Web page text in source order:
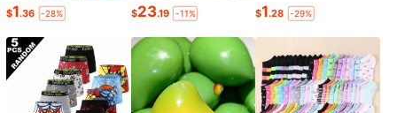
$1.36 -28% $23.19 -11% $1.28 -29%